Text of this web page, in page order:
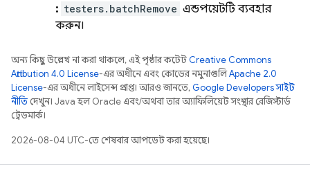
: testers.batchRemove এন্ডপয়েন্টটি ব্যবহার
করুন।
অন্য কিছু উল্লেখ না করা থাকলে, এই পৃষ্ঠার কন্টেন্টCreative Commons
Attribution 4.0 License-এর অধীনে এবং কোডের নমুনাগুলিApache 2.0
License-এর অধীনে লাইসেন্স প্রাপ্ত। আরও জানতে,Google Developers সাইট
নীতি দেখুন। Java হল Oracle এবং/অথবা তার অ্যাফিলিয়েট সংস্থার রেজিস্টার্ড
ট্রেডমার্ক।
2026-08-04 UTC-তে শেষবার আপডেট করা হয়েছে।